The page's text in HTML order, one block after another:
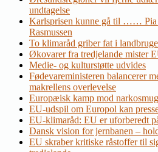
undtagelse
Karlsprisen kunne gå til ……
Rasmussen
To klimaråd griber fat i
Økovarer fra tredjelande mister
Medie- og kulturstøtte udvides
Fødevareministeren balancerer
makrellens overlevelse
Europæisk kamp mod
EU-udspil om Europol kan
EU-klimaråd: EU er uforberedt
Dansk vision for jernbanen –
EU skraber kritiske råstoffer til